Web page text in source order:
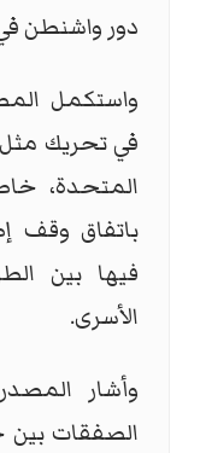
دور واشنطن
واستكمل
في تحريك مثل
المتحدة،
باتفاق وقف
فيها بين
الأسرى.
وأشار
الصفقات بين